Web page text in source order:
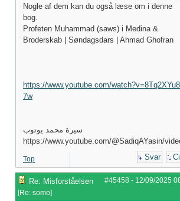
Nogle af dem kan du også læse om i denne
bog.
Profeten Muhammad (saws) i Medina &
Broderskab | Søndagsdars | Ahmad Ghofran
https://www.youtube.com/
7w
سيرة محمد يوتوب
https://www.youtube.com/@SadiqAYasin/
Top Svar
#45458 - 12/09/2025
Re: Misforståelsen
[Re: somo]